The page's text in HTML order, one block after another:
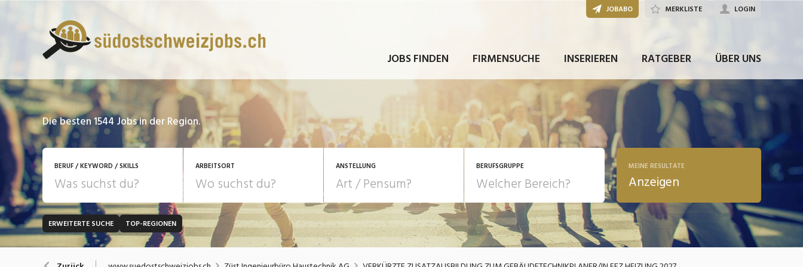
JOBS FINDEN FIRMENSUCHE INSERIEREN RATGEBER ÜBER UNS
JOBABO MERKLISTE LOGIN
Die besten 1544 Jobs in der Region.
BERUF / KEYWORD / SKILLS ARBEITSORT ANSTELLUNG
JOB-TYP 10-100%Pensum
Festanstellung
Temporär (befristet)
POSITION
Führungsposition
BERUFSGRUPPE
Bank, Versicherung Bau, Handwerk, Elektro Bildung, Kunst, Design, Soziale
Berufe, Sport
Einkauf, Logistik, Transport,
MEINE RESULTATE
Anzeigen
ERWEITERTE SUCHE TOP-REGIONEN
JETZT BEWERBEN